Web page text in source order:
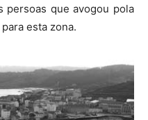
persoas que avogou pola
esta zona.